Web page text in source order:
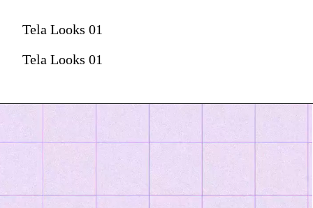
Tela Looks 01
Tela Looks 01